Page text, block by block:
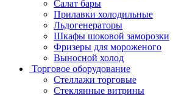
Салат бары
Прилавки холодильные
Льдогенераторы
Шкафы шоковой заморозки
Фризеры для мороженого
Выносной холод
Торговое оборудование
Стеллажи торговые
Стеклянные витрины